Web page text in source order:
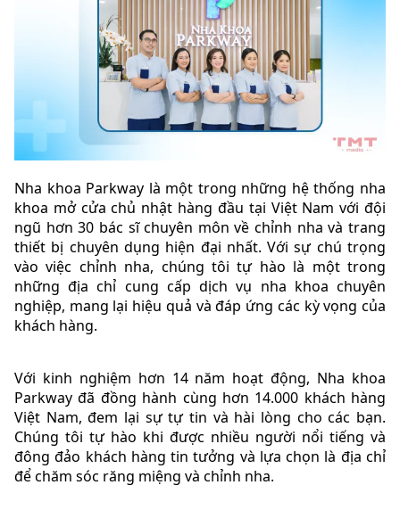
Nha khoa Parkway là một trong những hệ thống nha
khoa mở cửa chủ nhật hàng đầu tại Việt Nam với đội
ngũ hơn 30 bác sĩ chuyên môn về chỉnh nha và trang
thiết bị chuyên dụng hiện đại nhất. Với sự chú trọng
vào việc chỉnh nha, chúng tôi tự hào là một trong
những địa chỉ cung cấp dịch vụ nha khoa chuyên
nghiệp, mang lại hiệu quả và đáp ứng các kỳ vọng của
khách hàng.
Với kinh nghiệm hơn 14 năm hoạt động, Nha khoa
Parkway đã đồng hành cùng hơn 14.000 khách hàng
Việt Nam, đem lại sự tự tin và hài lòng cho các bạn.
Chúng tôi tự hào khi được nhiều người nổi tiếng và
đông đảo khách hàng tin tưởng và lựa chọn là địa chỉ
để chăm sóc răng miệng và chỉnh nha.